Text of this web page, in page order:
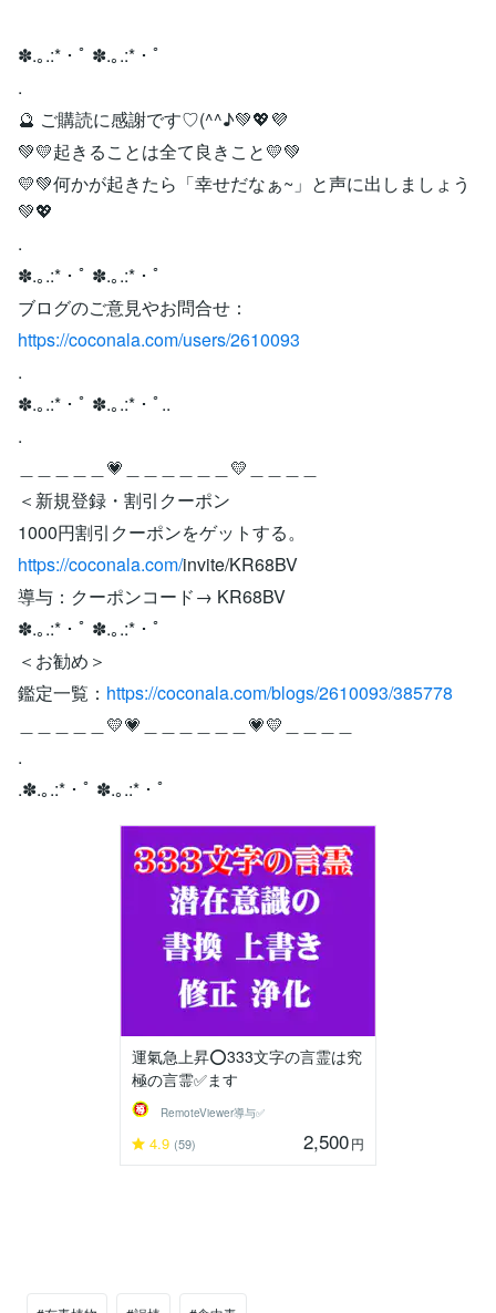
✽.｡.:*・ﾟ ✽.｡.:*・ﾟ
.
🔮 ご購読に感謝です♡(^^♪💚💖💜
💚💛起きることは全て良きこと💛💚
💛💚何かが起きたら「幸せだなぁ~」と声に出しましょう
💚💖
.
✽.｡.:*・ﾟ ✽.｡.:*・ﾟ
ブログのご意見やお問合せ：
https://coconala.com/users/2610093
.
✽.｡.:*・ﾟ ✽.｡.:*・ﾟ..
.
＿＿＿＿＿💗＿＿＿＿＿＿💛＿＿＿＿
＜新規登録・割引クーポン
1000円割引クーポンをゲットする。
https://coconala.com/invite/KR68BV
導与：クーポンコード→ KR68BV
✽.｡.:*・ﾟ ✽.｡.:*・ﾟ
＜お勧め＞
鑑定一覧： https://coconala.com/blogs/2610093/385778
＿＿＿＿＿💛💗＿＿＿＿＿＿💗💛＿＿＿＿
.
.✽.｡.:*・ﾟ ✽.｡.:*・ﾟ
運氣急上昇⭕333文字の言霊は究
極の言霊✅ます
RemoteViewer導与✅
4.9 (59) 2,500円